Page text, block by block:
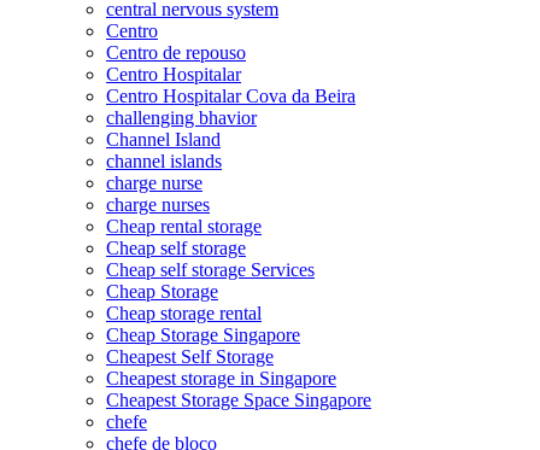
central nervous system
Centro
Centro de repouso
Centro Hospitalar
Centro Hospitalar Cova da Beira
challenging bhavior
Channel Island
channel islands
charge nurse
charge nurses
Cheap rental storage
Cheap self storage
Cheap self storage Services
Cheap Storage
Cheap storage rental
Cheap Storage Singapore
Cheapest Self Storage
Cheapest storage in Singapore
Cheapest Storage Space Singapore
chefe
chefe de bloco